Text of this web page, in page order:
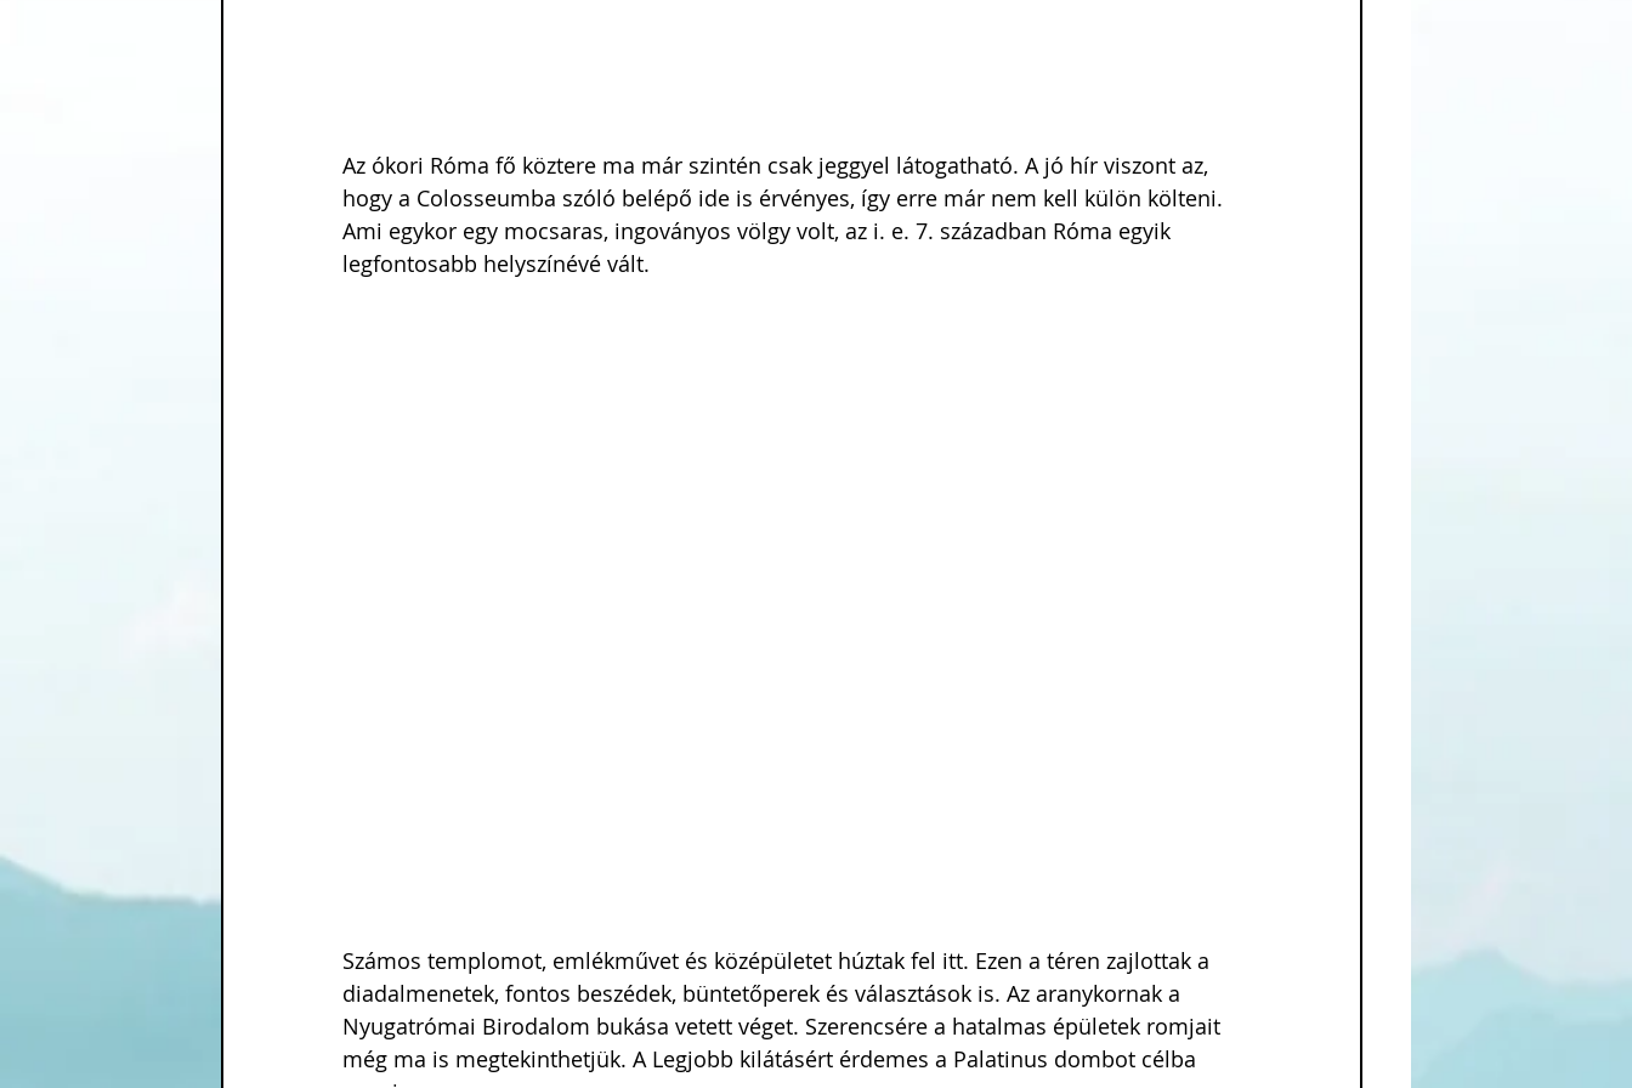
Az ókori Róma fő köztere ma már szintén csak jeggyel látogatható. A jó hír viszont az,
hogy a Colosseumba szóló belépő ide is érvényes, így erre már nem kell külön költeni.
Ami egykor egy mocsaras, ingoványos völgy volt, az i. e. 7. században Róma egyik
legfontosabb helyszínévé vált.
Számos templomot, emlékművet és középületet húztak fel itt. Ezen a téren zajlottak a
diadalmenetek, fontos beszédek, büntetőperek és választások is. Az aranykornak a
Nyugatrómai Birodalom bukása vetett véget. Szerencsére a hatalmas épületek romjait
még ma is megtekinthetjük. A Legjobb kilátásért érdemes a Palatinus dombot célba